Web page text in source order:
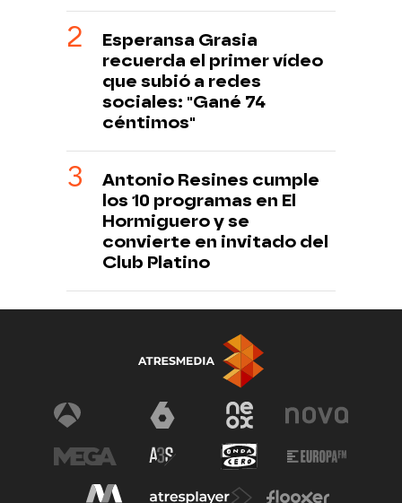
Esperansa Grasia
recuerda el primer vídeo
que subió a redes
sociales: "Gané 74
céntimos"
Antonio Resines cumple
los 10 programas en El
Hormiguero y se
convierte en invitado del
Club Platino